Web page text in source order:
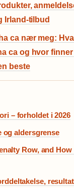
Irland-tilbud
ca nær meg:
ca og hvor
beste
– forholdet i 2026
og aldersgrense
Row, and How